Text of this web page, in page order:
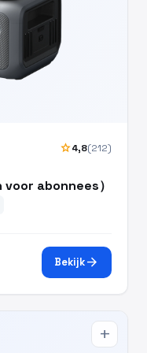
star4,8(212)
abonnees）
Bekijkarrow_forward
add